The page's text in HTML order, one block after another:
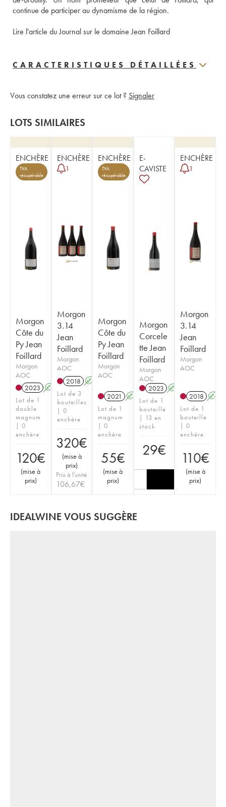
continue de participer au dynamisme de la région.
Lire l'article du Journal sur le domaine Jean Foillard
CARACTERISTIQUES DÉTAILLÉES
Vous constatez une erreur sur ce lot ? Signaler
LOTS SIMILAIRES
ENCHÈRE
TVA
récupérable
Morgon
Côte du
Py Jean
Foillard
Morgon
AOC
2023 A
Lot de 1
double
magnum
| 0
enchère
120€
(mise à
prix)
ENCHÈRE
1
Morgon
3.14
Jean
Foillard
Morgon
AOC
2018 A
Lot de 3
bouteilles
| 0
enchère
320€
(mise à
prix)
Prix à l'unité
106,67€
ENCHÈRE
TVA
récupérable
Morgon
Côte du
Py Jean
Foillard
Morgon
AOC
2021 A K
Lot de 1
magnum
| 0
enchère
55€
(mise à
prix)
E-
CAVISTE
Morgon
Corcele
tte Jean
Foillard
Morgon
AOC
2023 A
Lot de 1
bouteille
| 13 en
stock
29€
ENCHÈRE
1
Morgon
3.14
Jean
Foillard
Morgon
AOC
2018 A
Lot de 1
bouteille
| 0
enchère
110€
(mise à
prix)
IDEALWINE VOUS SUGGÈRE